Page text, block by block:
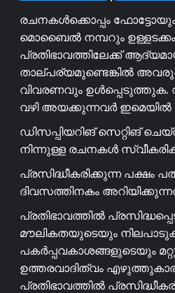
രചനകൾക്കൊപ്പം
മൊബൈൽ നമ്പറും
പ്രതിഭാവത്തിലേക്ക്
താല്പര്യമുണ്ടെങ്കിൽ
വിവരണവും ഉൾപ്പെടുത്തുക.
വഴി അയക്കുന്നവർ
ഡിസപ്പിയറിങ് സെറ്റിങ്
നിന്നുള്ള രചനകൾ
പ്രസിദ്ധീകരിക്കുന്ന പക്ഷം
ദിവസത്തിനകം
പ്രതിഭാവത്തിൽ
മൗലികതയുടെയും
പകർപ്പവകാശങ്ങളുടെയും
ഉത്തരവാദിത്വം
പ്രതിഭാവത്തിൽ